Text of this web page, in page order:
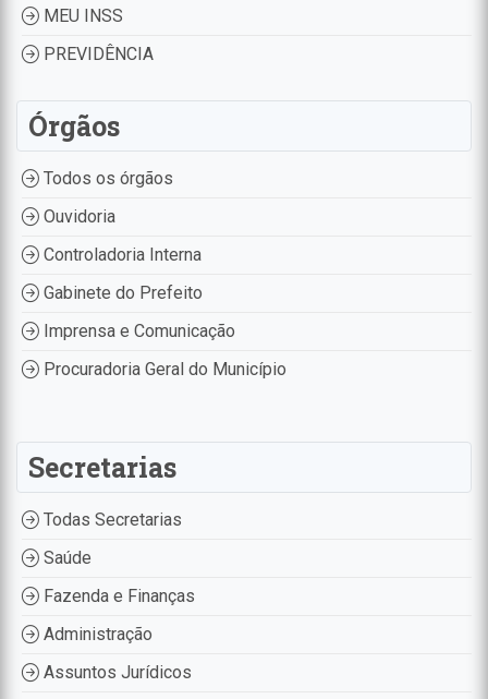
MEU INSS
PREVIDÊNCIA
Órgãos
Todos os órgãos
Ouvidoria
Controladoria Interna
Gabinete do Prefeito
Imprensa e Comunicação
Procuradoria Geral do Município
Secretarias
Todas Secretarias
Saúde
Fazenda e Finanças
Administração
Assuntos Jurídicos